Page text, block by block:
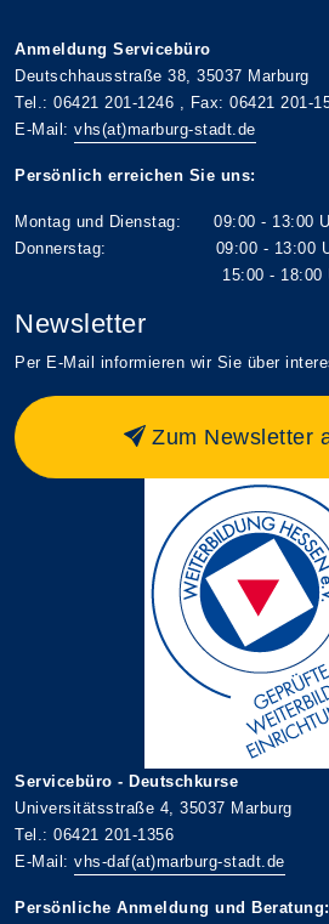
Anmeldung Servicebüro
Deutschhausstraße 38, 35037 Marburg
Tel.: 06421 201-1246 , Fax: 06421 201-
E-Mail: vhs(at)marburg-stadt.de
Persönlich erreichen Sie uns:
Montag und Dienstag: 09:00 - 13:00
Donnerstag: 09:00 - 13:00
15:00 - 18:00
Newsletter
Per E-Mail informieren wir Sie über
Zum Newsletter
Servicebüro - Deutschkurse
Universitätsstraße 4, 35037 Marburg
Tel.: 06421 201-1356
E-Mail: vhs-daf(at)marburg-stadt.de
Persönliche Anmeldung und Beratung: